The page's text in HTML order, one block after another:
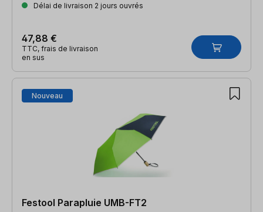
Délai de livraison 2 jours ouvrés
47,88 €
TTC, frais de livraison
en sus
Nouveau
Festool Parapluie UMB-FT2